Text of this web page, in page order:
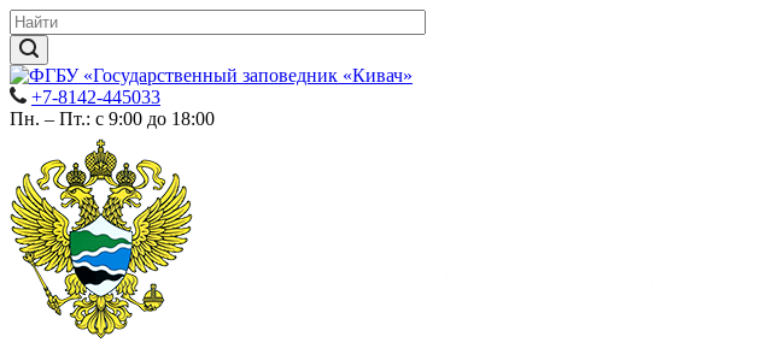
+7-8142-445033
Пн. – Пт.: с 9:00 до 18:00